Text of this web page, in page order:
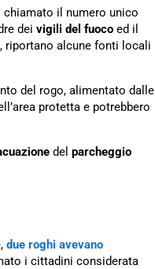
chiamato il numero unico
dei vigili del fuoco ed il
riportano alcune fonti locali
del rogo, alimentato dalle
protetta e potrebbero
del parcheggio
due roghi avevano
i cittadini considerata